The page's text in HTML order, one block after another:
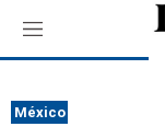
M
e
ú
México